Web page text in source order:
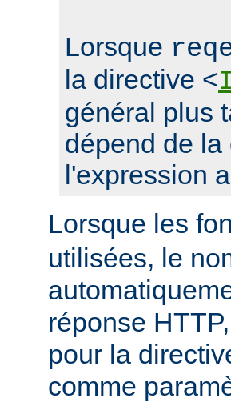
Lorsque
la directive <
général plus
dépend de
l'expression
Lorsque les
utilisées, le
réponse
pour la
comme